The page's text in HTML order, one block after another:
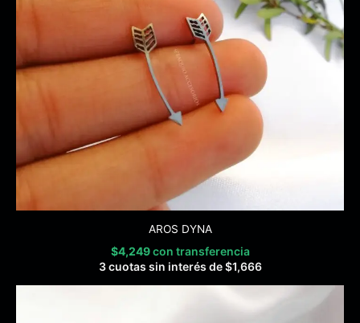
AROS DYNA
$4,249 con transferencia
3 cuotas sin interés de$1,666